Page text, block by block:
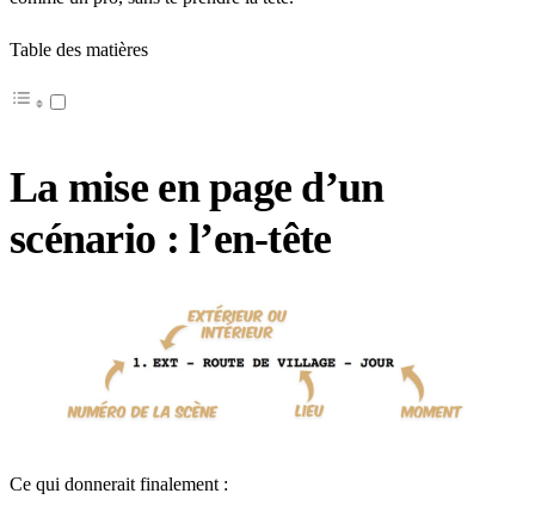
Table des matières
La mise en page d’un
scénario : l’en-tête
Ce qui donnerait finalement :